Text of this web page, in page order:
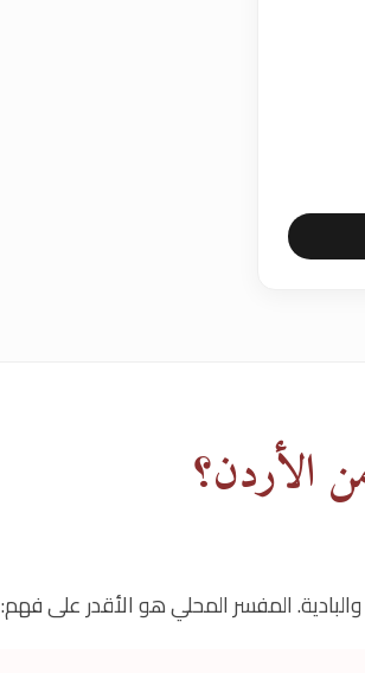
الأردن؟
المفسر المحلي هو الأقدر على فهم: